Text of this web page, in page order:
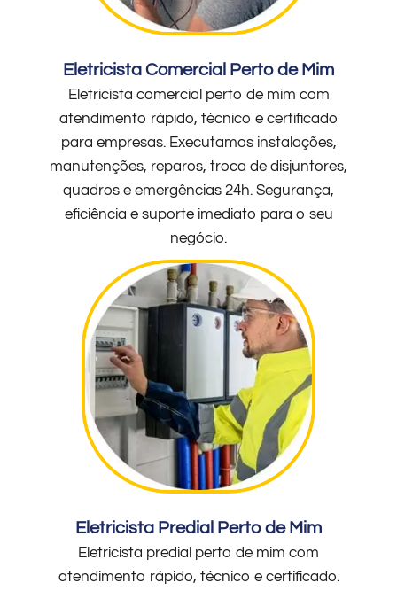
Eletricista Comercial Perto de Mim
Eletricista comercial perto de mim com
atendimento rápido, técnico e certificado
para empresas. Executamos instalações,
manutenções, reparos, troca de disjuntores,
quadros e emergências 24h. Segurança,
eficiência e suporte imediato para o seu
negócio.
Eletricista Predial Perto de Mim
Eletricista predial perto de mim com
atendimento rápido, técnico e certificado.